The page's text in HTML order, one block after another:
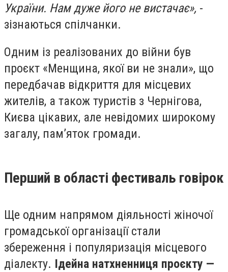
України. Нам дуже його не вистачає», -
зізнаються спілчанки.
Одним із реалізованих до війни був
проєкт «Менщина, якої ви не знали», що
передбачав відкриття для місцевих
жителів, а також туристів з Чернігова,
Києва цікавих, але невідомих широкому
загалу, памʼяток громади.
Перший в області фестиваль говірок
Ще одним напрямом діяльності жіночої
громадської організації стали
збереження і популяризація місцевого
діалекту. Ідейна натхненниця проєкту —